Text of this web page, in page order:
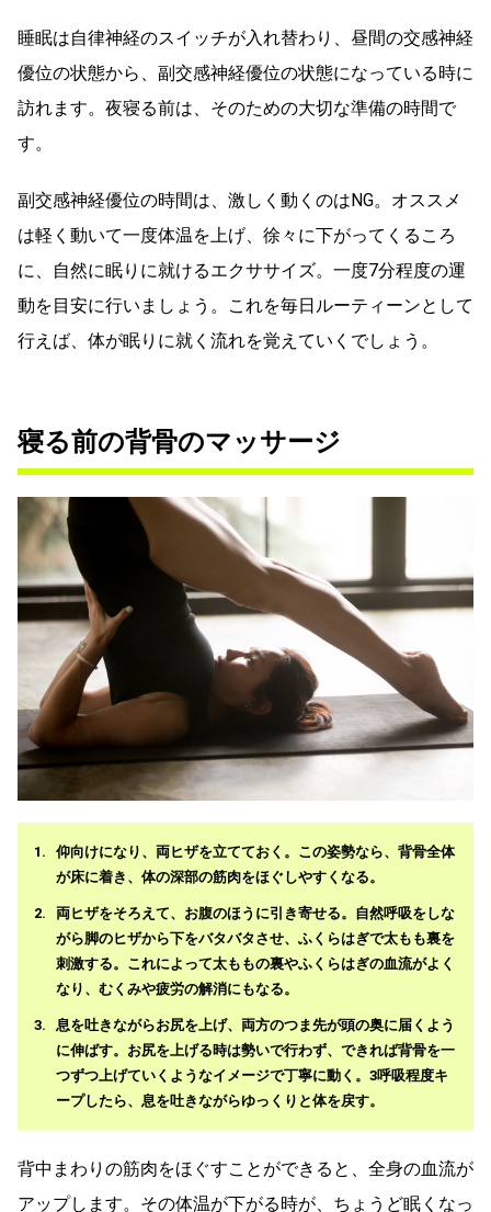
睡眠は自律神経のスイッチが入れ替わり、昼間の交感神経
優位の状態から、副交感神経優位の状態になっている時に
訪れます。夜寝る前は、そのための大切な準備の時間で
す。
副交感神経優位の時間は、激しく動くのはNG。オススメ
は軽く動いて一度体温を上げ、徐々に下がってくるころ
に、自然に眠りに就けるエクササイズ。一度7分程度の運
動を目安に行いましょう。これを毎日ルーティーンとして
行えば、体が眠りに就く流れを覚えていくでしょう。
寝る前の背骨のマッサージ
仰向けになり、両ヒザを立てておく。この姿勢なら、背骨全体
が床に着き、体の深部の筋肉をほぐしやすくなる。
両ヒザをそろえて、お腹のほうに引き寄せる。自然呼吸をしな
がら脚のヒザから下をバタバタさせ、ふくらはぎで太もも裏を
刺激する。これによって太ももの裏やふくらはぎの血流がよく
なり、むくみや疲労の解消にもなる。
息を吐きながらお尻を上げ、両方のつま先が頭の奥に届くよう
に伸ばす。お尻を上げる時は勢いで行わず、できれば背骨を一
つずつ上げていくようなイメージで丁寧に動く。3呼吸程度キ
ープしたら、息を吐きながらゆっくりと体を戻す。
背中まわりの筋肉をほぐすことができると、全身の血流が
アップします。その体温が下がる時が、ちょうど眠くなっ